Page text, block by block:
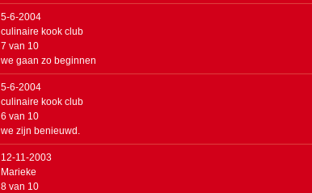
5-6-2004
culinaire kook club
7 van 10
we gaan zo beginnen
5-6-2004
culinaire kook club
6 van 10
we zijn benieuwd.
12-11-2003
Marieke
8 van 10